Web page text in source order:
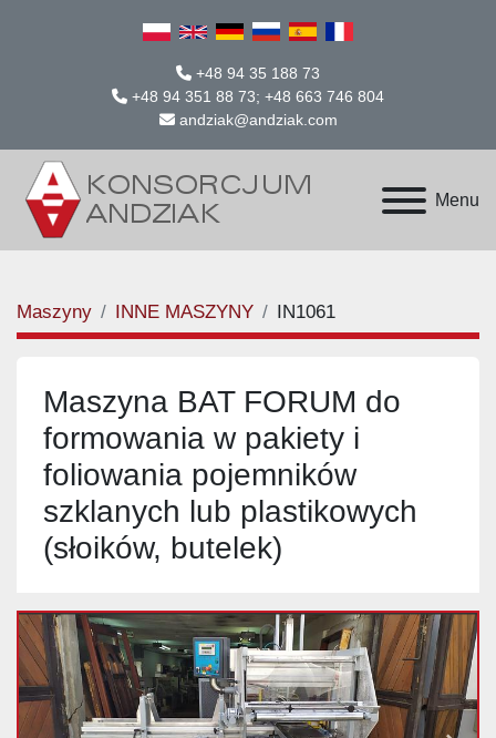
+48 94 35 188 73
+48 94 351 88 73; +48 663 746 804
andziak@andziak.com
Menu
Maszyny INNE MASZYNY IN1061
Maszyna BAT FORUM do
formowania w pakiety i
foliowania pojemników
szklanych lub plastikowych
(słoików, butelek)